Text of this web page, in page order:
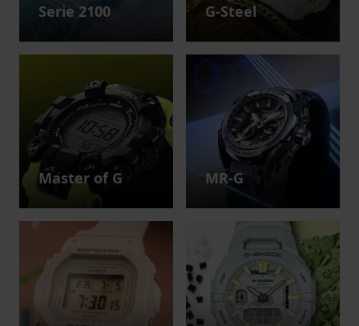
Serie 2100 G-Steel
Master of G MR-G